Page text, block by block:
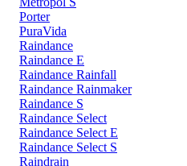
Porter
PuraVida
Raindance
Raindance E
Raindance Rainfall
Raindance Rainmaker
Raindance S
Raindance Select
Raindance Select E
Raindance Select S
Raindrain